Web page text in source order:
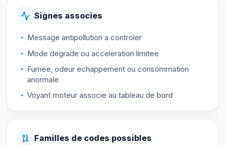
Signes associes
Message antipollution a controler
Mode degrade ou acceleration limitee
Fumee, odeur echappement ou consommation
anormale
Voyant moteur associe au tableau de bord
Familles de codes possibles